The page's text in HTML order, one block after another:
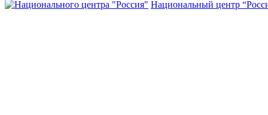
Национальный центр